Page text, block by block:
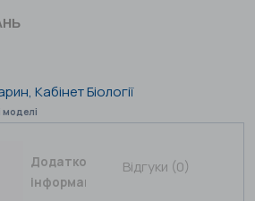
, Кабінет Біології
Додаткова
інформація
Відгуки (0)